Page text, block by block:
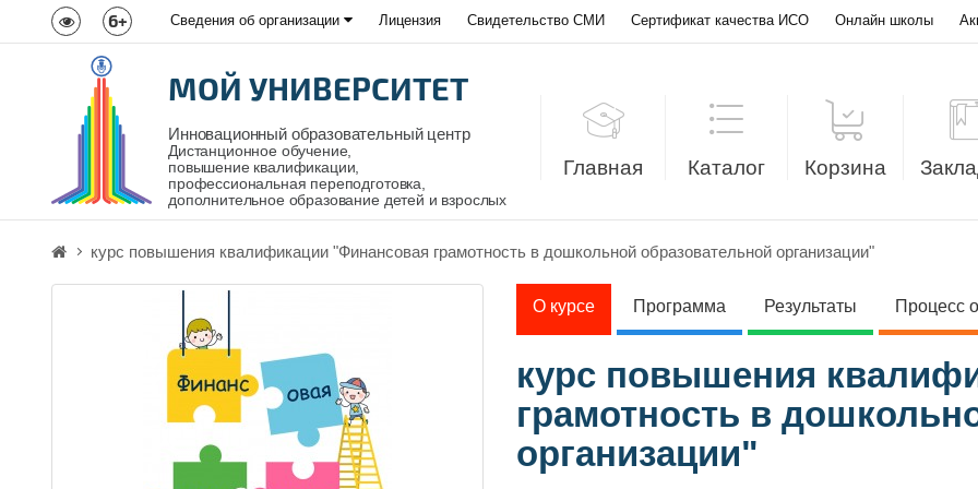
6+ Сведения об организации Лицензия Свидетельство СМИ Сертификат качества ИСО Онлайн школы
МОЙ УНИВЕРСИТЕТ
Инновационный образовательный центр
Дистанционное обучение,
повышение квалификации,
профессиональная переподготовка,
дополнительное образование детей и взрослых
Главная Каталог Корзина
курс повышения квалификации "Финансовая грамотность в дошкольной образовательной организации"
О курсе Программа Результаты Процесс
курс повышения
грамотность в
организации"